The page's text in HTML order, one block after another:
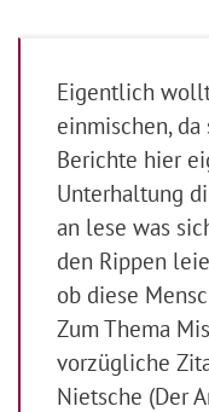
Eigentlich
einmischen,
Berichte hier
Unterhaltung
an lese was
den Rippen
ob diese
Zum Thema
vorzügliche
Nietsche (Der